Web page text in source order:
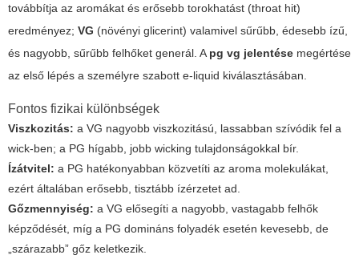
továbbítja az aromákat és erősebb torokhatást (throat hit)
eredményez; VG (növényi glicerint) valamivel sűrűbb, édesebb ízű,
és nagyobb, sűrűbb felhőket generál. Apg vg jelentése megértése
az első lépés a személyre szabott e-liquid kiválasztásában.
Fontos fizikai különbségek
Viszkozitás: a VG nagyobb viszkozitású, lassabban szívódik fel a
wick-ben; a PG hígabb, jobb wicking tulajdonságokkal bír.
Ízátvitel: a PG hatékonyabban közvetíti az aroma molekulákat,
ezért általában erősebb, tisztább ízérzetet ad.
Gőzmennyiség: a VG elősegíti a nagyobb, vastagabb felhők
képződését, míg a PG domináns folyadék esetén kevesebb, de
„szárazabb” gőz keletkezik.